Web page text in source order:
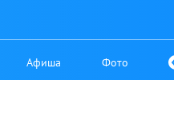
Афиша Фото